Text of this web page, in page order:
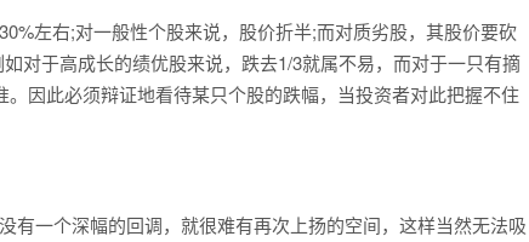
左右;对一般性个股来说，股价折半;而对质劣股，其股价要砍
对于高成长的绩优股来说，跌去1/3就属不易，而对于一只有摘
因此必须辩证地看待某只个股的跌幅，当投资者对此把握不住
一个深幅的回调，就很难有再次上扬的空间，这样当然无法吸